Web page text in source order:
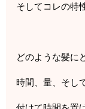
そしてコレの特
どのような髪に
時間、量、そし